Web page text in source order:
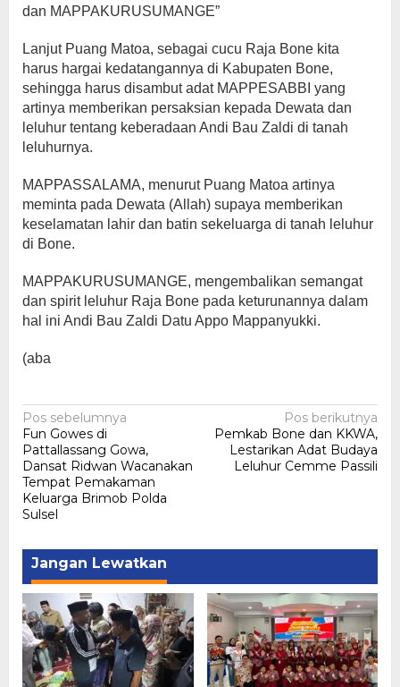
dan MAPPAKURUSUMANGE”
Lanjut Puang Matoa, sebagai cucu Raja Bone kita
harus hargai kedatangannya di Kabupaten Bone,
sehingga harus disambut adat MAPPESABBI yang
artinya memberikan persaksian kepada Dewata dan
leluhur tentang keberadaan Andi Bau Zaldi di tanah
leluhurnya.
MAPPASSALAMA, menurut Puang Matoa artinya
meminta pada Dewata (Allah) supaya memberikan
keselamatan lahir dan batin sekeluarga di tanah leluhur
di Bone.
MAPPAKURUSUMANGE, mengembalikan semangat
dan spirit leluhur Raja Bone pada keturunannya dalam
hal ini Andi Bau Zaldi Datu Appo Mappanyukki.
(aba
Navigasi
pos
Pos sebelumnya
Fun Gowes di
Pattallassang Gowa,
Dansat Ridwan Wacanakan
Tempat Pemakaman
Keluarga Brimob Polda
Sulsel
Pos berikutnya
Pemkab Bone dan KKWA,
Lestarikan Adat Budaya
Leluhur Cemme Passili
Jangan Lewatkan